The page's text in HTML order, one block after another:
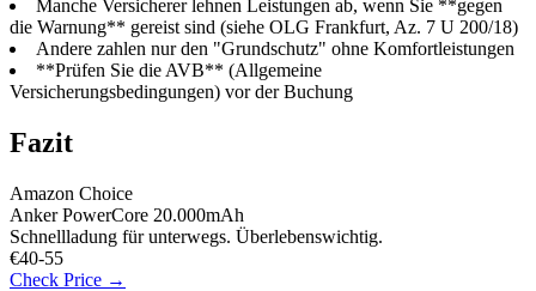
Manche Versicherer lehnen Leistungen ab, wenn Sie **gegen
die Warnung** gereist sind (siehe OLG Frankfurt, Az. 7 U 200/18)
Andere zahlen nur den "Grundschutz" ohne Komfortleistungen
**Prüfen Sie die AVB** (Allgemeine
Versicherungsbedingungen) vor der Buchung
Fazit
Amazon Choice
Anker PowerCore 20.000mAh
Schnellladung für unterwegs. Überlebenswichtig.
€40-55
Check Price →